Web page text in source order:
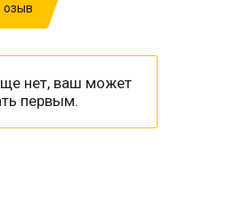
озыв
нет, ваш может
первым.